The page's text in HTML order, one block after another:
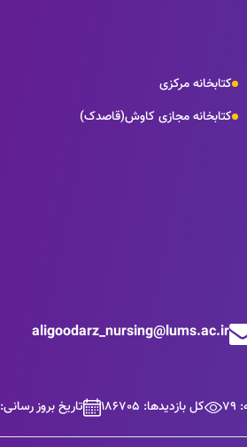
کتابخانه مرکزی
کتابخانه مجازی کاوش(قاصدک)
aligoodarz_nursing@lums.ac.ir
کل بازدیدها: 186705 تاریخ بروز رسانی: 1405/04/09 11:39